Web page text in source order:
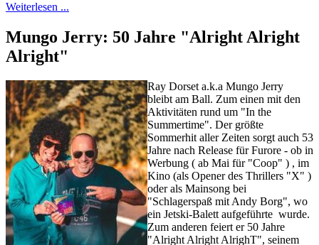
Weiterlesen ...
Mungo Jerry: 50 Jahre "Alright Alright
Alright"
Ray Dorset a.k.a Mungo Jerry
bleibt am Ball. Zum einen mit den
Aktivitäten rund um "In the
Summertime". Der größte
Sommerhit aller Zeiten sorgt auch 53
Jahre nach Release für Furore - ob in
Werbung ( ab Mai für "Coop" ) , im
Kino (als Opener des Thrillers "X" )
oder als Mainsong bei
"Schlagerspaß mit Andy Borg", wo
ein Jetski-Balett aufgeführte wurde.
Zum anderen feiert er 50 Jahre
"Alright Alright AlrighT", seinem